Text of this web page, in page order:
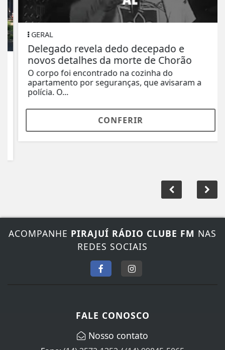
GERAL
Delegado revela dedo decepado e
novos detalhes da morte de Chorão
O corpo foi encontrado na cozinha do
apartamento por seguranças, que avisaram a
polícia. O...
CONFERIR
ACOMPANHEPIRAJUÍ RÁDIO CLUBE FMNAS
REDES SOCIAIS
Nosso contato
(14) 3572-1352/(14) 99845-5065
radiopirajui@yahoo.com.br